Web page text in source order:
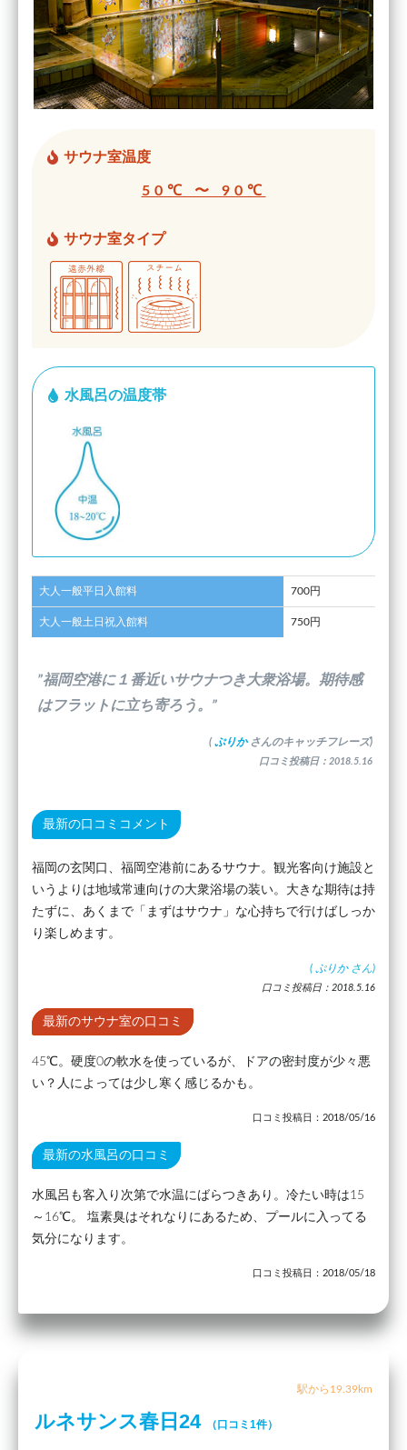
サウナ室温度
50℃ 〜 90℃
サウナ室タイプ
水風呂の温度帯
大人一般平日入館料 700円
大人一般土日祝入館料 750円
”福岡空港に１番近いサウナつき大衆浴場。期待感
はフラットに立ち寄ろう。”
( ぷりか さんのキャッチフレーズ)
口コミ投稿日：2018.5.16
最新の口コミコメント
福岡の玄関口、福岡空港前にあるサウナ。観光客向け施設と
いうよりは地域常連向けの大衆浴場の装い。大きな期待は持
たずに、あくまで「まずはサウナ」な心持ちで行けばしっか
り楽しめます。
( ぷりか さん)
口コミ投稿日：2018.5.16
最新のサウナ室の口コミ
45℃。硬度0の軟水を使っているが、ドアの密封度が少々悪
い？人によっては少し寒く感じるかも。
口コミ投稿日：2018/05/16
最新の水風呂の口コミ
水風呂も客入り次第で水温にばらつきあり。冷たい時は15
～16℃。 塩素臭はそれなりにあるため、プールに入ってる
気分になります。
口コミ投稿日：2018/05/18
駅から19.39km
ルネサンス春日24 （口コミ1件）